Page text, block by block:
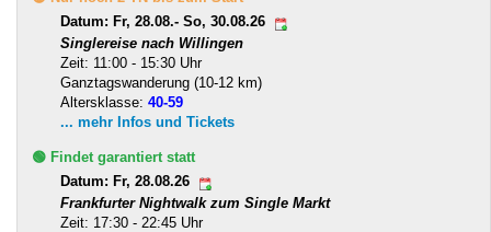
Datum: Fr, 28.08.- So, 30.08.26
Singlereise nach Willingen
Zeit: 11:00 - 15:30 Uhr
Ganztagswanderung (10-12 km)
Altersklasse: 40-59
... mehr Infos und Tickets
🟢 Findet garantiert statt
Datum: Fr, 28.08.26
Frankfurter Nightwalk zum Single Markt
Zeit: 17:30 - 22:45 Uhr